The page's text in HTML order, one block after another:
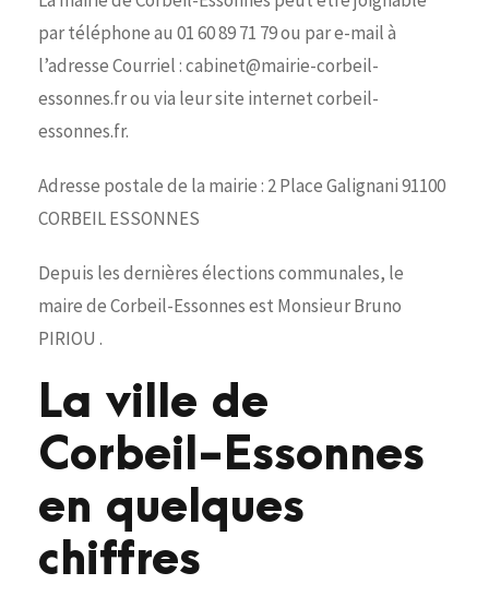
par téléphone au 01 60 89 71 79 ou par e-mail à
l’adresse Courriel : cabinet@mairie-corbeil-
essonnes.fr ou via leur site internet corbeil-
essonnes.fr.
Adresse postale de la mairie : 2 Place Galignani 91100
CORBEIL ESSONNES
Depuis les dernières élections communales, le
maire de Corbeil-Essonnes est Monsieur Bruno
PIRIOU .
La ville de
Corbeil-Essonnes
en quelques
chiffres